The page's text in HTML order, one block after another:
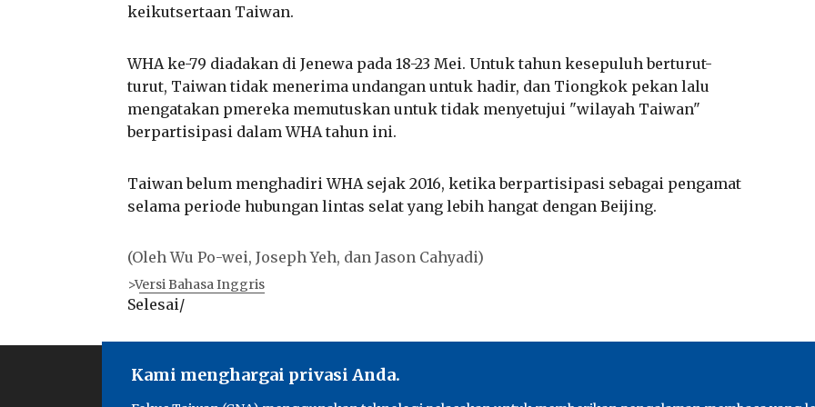
keikutsertaan Taiwan.
WHA ke-79 diadakan di Jenewa pada 18-23 Mei. Untuk tahun kesepuluh berturut-
turut, Taiwan tidak menerima undangan untuk hadir, dan Tiongkok pekan lalu
mengatakan pmereka memutuskan untuk tidak menyetujui "wilayah Taiwan"
berpartisipasi dalam WHA tahun ini.
Taiwan belum menghadiri WHA sejak 2016, ketika berpartisipasi sebagai pengamat
selama periode hubungan lintas selat yang lebih hangat dengan Beijing.
(Oleh Wu Po-wei, Joseph Yeh, dan Jason Cahyadi)
>Versi Bahasa Inggris
Selesai/
Kami menghargai privasi Anda.